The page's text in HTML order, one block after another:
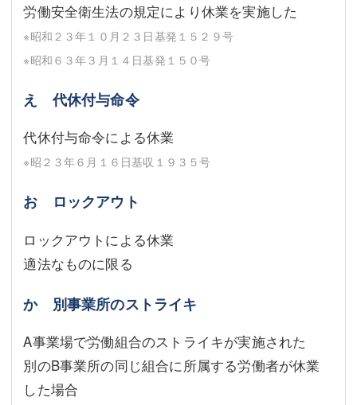
労働安全衛生法の規定により休業を実施した
※昭和２３年１０月２３日基発１５２９号
※昭和６３年３月１４日基発１５０号
え 代休付与命令
代休付与命令による休業
※昭２３年６月１６日基収１９３５号
お ロックアウト
ロックアウトによる休業
適法なものに限る
か 別事業所のストライキ
A事業場で労働組合のストライキが実施された
別のB事業所の同じ組合に所属する労働者が休業
した場合